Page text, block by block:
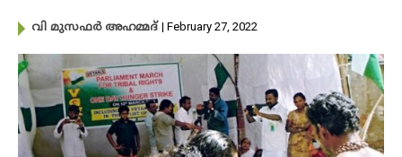
വി മുസഫർ അഹമ്മദ് | February 27, 2022